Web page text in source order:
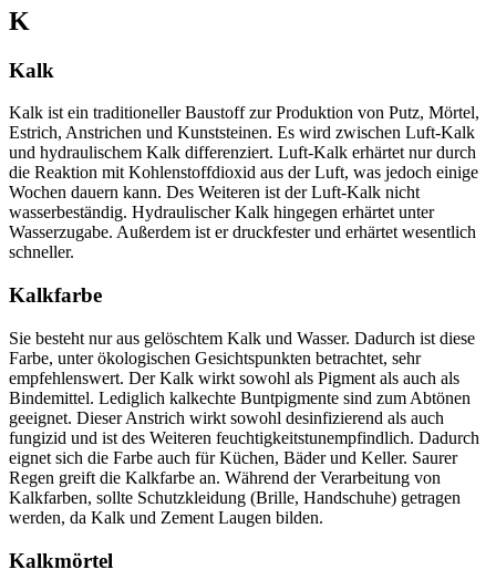
K
Kalk
Kalk ist ein traditioneller Baustoff zur Produktion von Putz, Mörtel,
Estrich, Anstrichen und Kunststeinen. Es wird zwischen Luft-Kalk
und hydraulischem Kalk differenziert. Luft-Kalk erhärtet nur durch
die Reaktion mit Kohlenstoffdioxid aus der Luft, was jedoch einige
Wochen dauern kann. Des Weiteren ist der Luft-Kalk nicht
wasserbeständig. Hydraulischer Kalk hingegen erhärtet unter
Wasserzugabe. Außerdem ist er druckfester und erhärtet wesentlich
schneller.
Kalkfarbe
Sie besteht nur aus gelöschtem Kalk und Wasser. Dadurch ist diese
Farbe, unter ökologischen Gesichtspunkten betrachtet, sehr
empfehlenswert. Der Kalk wirkt sowohl als Pigment als auch als
Bindemittel. Lediglich kalkechte Buntpigmente sind zum Abtönen
geeignet. Dieser Anstrich wirkt sowohl desinfizierend als auch
fungizid und ist des Weiteren feuchtigkeitstunempfindlich. Dadurch
eignet sich die Farbe auch für Küchen, Bäder und Keller. Saurer
Regen greift die Kalkfarbe an. Während der Verarbeitung von
Kalkfarben, sollte Schutzkleidung (Brille, Handschuhe) getragen
werden, da Kalk und Zement Laugen bilden.
Kalkmörtel